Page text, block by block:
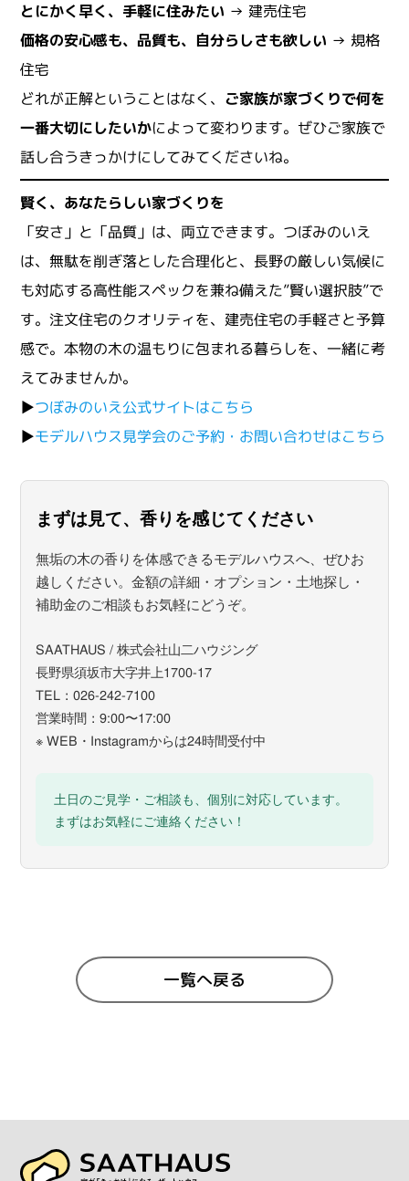
とにかく早く、手軽に住みたい → 建売住宅
価格の安心感も、品質も、自分らしさも欲しい → 規格
住宅
どれが正解ということはなく、 ご家族が家づくりで何を
一番大切にしたいかによって変わります。ぜひご家族で
話し合うきっかけにしてみてくださいね。
賢く、あなたらしい家づくりを
「安さ」と「品質」は、両立できます。つぼみのいえ
は、無駄を削ぎ落とした合理化と、長野の厳しい気候に
も対応する高性能スペックを兼ね備えた”賢い選択肢”で
す。注文住宅のクオリティを、建売住宅の手軽さと予算
感で。本物の木の温もりに包まれる暮らしを、一緒に考
えてみませんか。
▶つぼみのいえ公式サイトはこちら
▶モデルハウス見学会のご予約・お問い合わせはこちら
まずは見て、香りを感じてください
無垢の木の香りを体感できるモデルハウスへ、ぜひお
越しください。金額の詳細・オプション・土地探し・
補助金のご相談もお気軽にどうぞ。
SAATHAUS / 株式会社山二ハウジング
長野県須坂市大字井上1700-17
TEL：026-242-7100
営業時間：9:00〜17:00
※ WEB・Instagramからは24時間受付中
土日のご見学・ご相談も、個別に対応しています。
まずはお気軽にご連絡ください！
一覧へ戻る